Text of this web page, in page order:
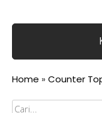
Home » Counter
Cari